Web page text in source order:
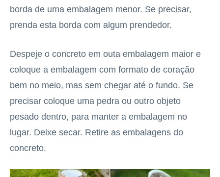
borda de uma embalagem menor. Se precisar,
prenda esta borda com algum prendedor.
Despeje o concreto em outa embalagem maior e
coloque a embalagem com formato de coração
bem no meio, mas sem chegar até o fundo. Se
precisar coloque uma pedra ou outro objeto
pesado dentro, para manter a embalagem no
lugar. Deixe secar. Retire as embalagens do
concreto.